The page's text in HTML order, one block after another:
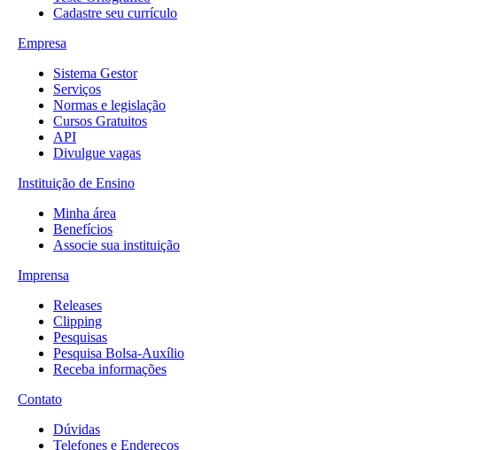
Cadastre seu currículo
Empresa
Sistema Gestor
Serviços
Normas e legislação
Cursos Gratuitos
API
Divulgue vagas
Instituição de Ensino
Minha área
Benefícios
Associe sua instituição
Imprensa
Releases
Clipping
Pesquisas
Pesquisa Bolsa-Auxílio
Receba informações
Contato
Dúvidas
Telefones e Endereços